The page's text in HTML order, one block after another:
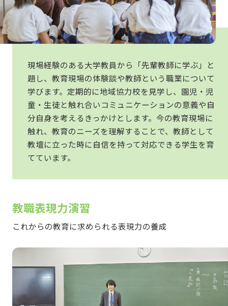
現場経験のある大学教員から「先輩教師に学ぶ」と
題し、教育現場の体験談や教師という職業について
学びます。定期的に地域協力校を見学し、園児・児
童・生徒と触れ合いコミュニケーションの意義や自
分自身を考えるきっかけとします。今の教育現場に
触れ、教育のニーズを理解することで、教師として
教壇に立った時に自信を持って対応できる学生を育
てています。
教職表現力演習
これからの教育に求められる表現力の養成